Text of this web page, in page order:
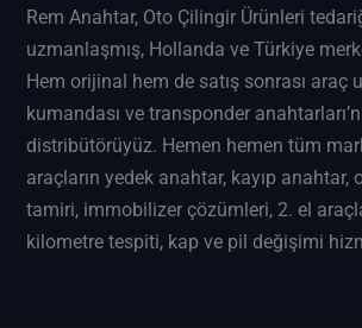
Rem Anahtar, Oto Çilingir Ürünleri
uzmanlaşmış, Hollanda ve Türkiye
Hem orijinal hem de satış sonrası araç
kumandası ve transponder
distribütörüyüz. Hemen hemen tüm
araçların yedek anahtar, kayıp anahtar,
tamiri, immobilizer çözümleri, 2. el
kilometre tespiti, kap ve pil değişimi